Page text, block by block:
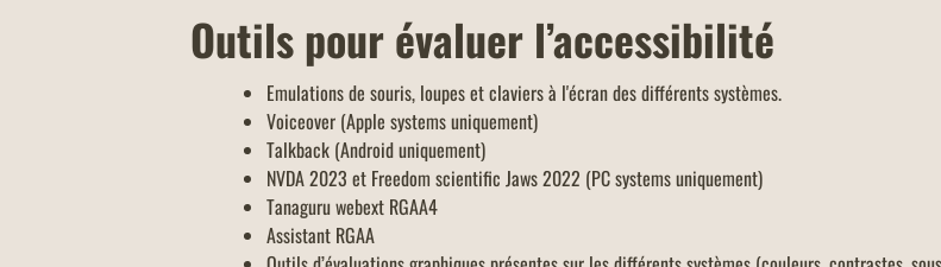
Outils pour évaluer l’accessibilité
Emulations de souris, loupes et claviers à l'écran des différents systèmes.
Voiceover (Apple systems uniquement)
Talkback (Android uniquement)
NVDA 2023 et Freedom scientific Jaws 2022 (PC systems uniquement)
Tanaguru webext RGAA4
Assistant RGAA